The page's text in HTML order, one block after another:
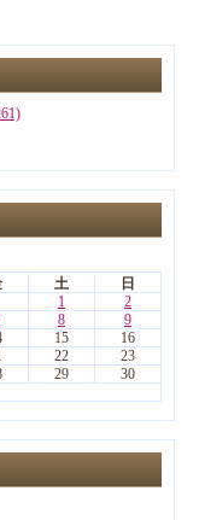
土
日
1
2
8
9
15
16
22
23
29
30